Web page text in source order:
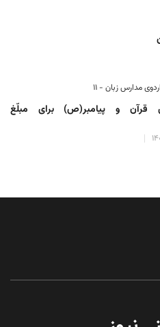
مدارس زبان - ۱۱
قرآن و پیامبر(ص) برای مبلّغ